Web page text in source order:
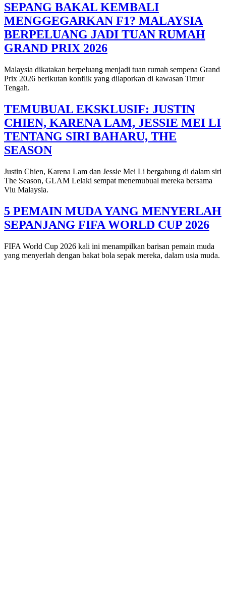
SEPANG BAKAL KEMBALI
MENGGEGARKAN F1? MALAYSIA
BERPELUANG JADI TUAN RUMAH
GRAND PRIX 2026
Malaysia dikatakan berpeluang menjadi tuan rumah sempena Grand
Prix 2026 berikutan konflik yang dilaporkan di kawasan Timur
Tengah.
TEMUBUAL EKSKLUSIF: JUSTIN
CHIEN, KARENA LAM, JESSIE MEI LI
TENTANG SIRI BAHARU, THE
SEASON
Justin Chien, Karena Lam dan Jessie Mei Li bergabung di dalam siri
The Season, GLAM Lelaki sempat menemubual mereka bersama
Viu Malaysia.
5 PEMAIN MUDA YANG MENYERLAH
SEPANJANG FIFA WORLD CUP 2026
FIFA World Cup 2026 kali ini menampilkan barisan pemain muda
yang menyerlah dengan bakat bola sepak mereka, dalam usia muda.